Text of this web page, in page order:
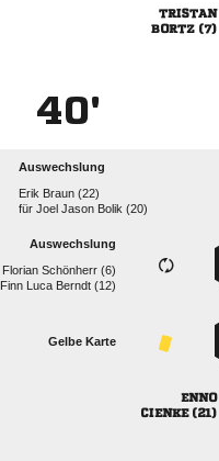

 
40'
Auswechslung
  
für   
Auswechslung
  
   
Gelbe Karte

 